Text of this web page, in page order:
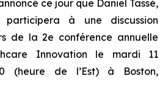
ce jour que Daniel Tassé,
participera à une discussion
de la 2e conférence annuelle
Innovation le mardi 11
(heure de l’Est) à Boston,